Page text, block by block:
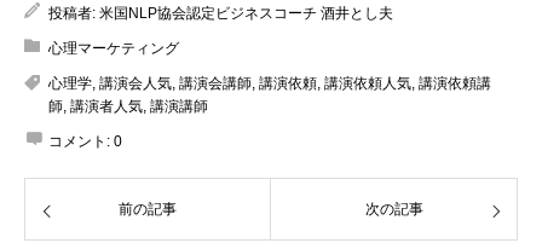
投稿者: 米国NLP協会認定ビジネスコーチ 酒井とし夫
心理マーケティング
心理学, 講演会人気, 講演会講師, 講演依頼, 講演依頼人気, 講演依頼講
師, 講演者人気, 講演講師
コメント: 0
前の記事 次の記事